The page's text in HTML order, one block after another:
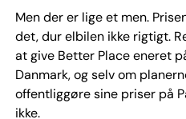
Men der er lige et men.
det, dur elbilen ikke rigtigt.
at give Better Place eneret
Danmark, og selv om
offentliggøre sine priser på
ikke.